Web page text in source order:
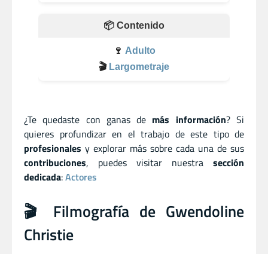
📦 Contenido
🍷 Adulto
🎬 Largometraje
¿Te quedaste con ganas de más información? Si
quieres profundizar en el trabajo de este tipo de
profesionales y explorar más sobre cada una de sus
contribuciones, puedes visitar nuestra sección
dedicada:Actores
🎬 Filmografía de Gwendoline
Christie